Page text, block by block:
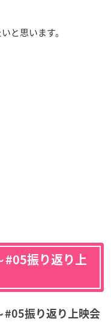
と思います。
#05振り返り上
#05振り返り上映会